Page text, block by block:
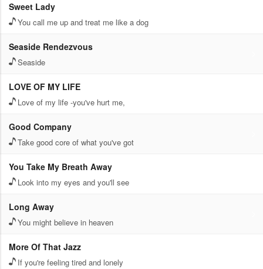
Sweet Lady
You call me up and treat me like a dog
Seaside Rendezvous
Seaside
LOVE OF MY LIFE
Love of my life -you've hurt me,
Good Company
Take good core of what you've got
You Take My Breath Away
Look into my eyes and you'll see
Long Away
You might believe in heaven
More Of That Jazz
If you're feeling tired and lonely